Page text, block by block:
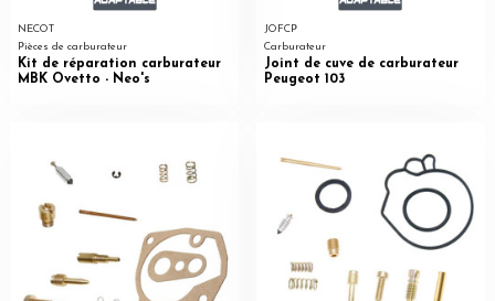
NECOT
Pièces de carburateur
Kit de réparation carburateur
MBK Ovetto - Neo's
JOFCP
Carburateur
Joint de cuve de carburateur
Peugeot 103